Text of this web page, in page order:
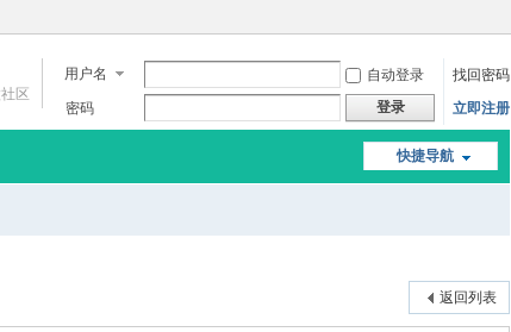
用户名 自动登录
找回密码
密码
登录 立即注册
区
快捷导航
返回列表